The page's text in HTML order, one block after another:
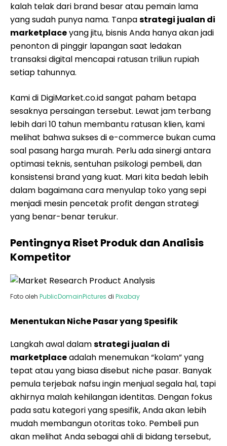
kalah telak dari brand besar atau pemain lama
yang sudah punya nama. Tanpastrategi jualan di
marketplaceyang jitu, bisnis Anda hanya akan jadi
penonton di pinggir lapangan saat ledakan
transaksi digital mencapai ratusan triliun rupiah
setiap tahunnya.
Kami di DigiMarket.co.id sangat paham betapa
sesaknya persaingan tersebut. Lewat jam terbang
lebih dari 10 tahun membantu ratusan klien, kami
melihat bahwa sukses di e-commerce bukan cuma
soal pasang harga murah. Perlu ada sinergi antara
optimasi teknis, sentuhan psikologi pembeli, dan
konsistensi brand yang kuat. Mari kita bedah lebih
dalam bagaimana cara menyulap toko yang sepi
menjadi mesin pencetak profit dengan strategi
yang benar-benar terukur.
Pentingnya Riset Produk dan Analisis
Kompetitor
Foto oleh PublicDomainPictures di Pixabay
Menentukan Niche Pasar yang Spesifik
Langkah awal dalamstrategi jualan di
marketplaceadalah menemukan “kolam” yang
tepat atau yang biasa disebut niche pasar. Banyak
pemula terjebak nafsu ingin menjual segala hal, tapi
akhirnya malah kehilangan identitas. Dengan fokus
pada satu kategori yang spesifik, Anda akan lebih
mudah membangun otoritas toko. Pembeli pun
akan melihat Anda sebagai ahli di bidang tersebut,